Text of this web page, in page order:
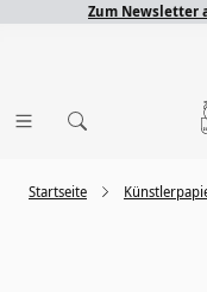
Zum Newsletter
Startseite